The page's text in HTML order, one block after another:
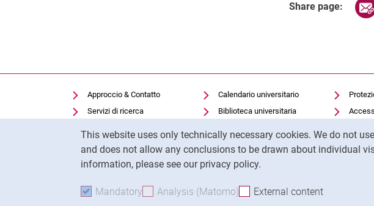
This website uses only technically necessary cookies. We do not
and does not allow any conclusions to be drawn about individual
information, please see our privacy policy.
Mandatory Accept mandatory cookies
Analysis (Matomo) Accept analysis cookies
External content
Share page:
Approccio & Contatto
Servizi di ricerca
Cookie settings
Calendario universitario
Biblioteca universitaria
Panopto